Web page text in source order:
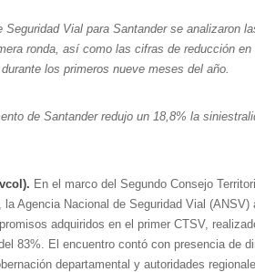
Vial para Santander se analizaron
ronda, así como las cifras de reducción en
los primeros nueve meses del año.
de Santander redujo un 18,8% la
En el marco del Segundo Consejo
Agencia Nacional de Seguridad Vial (ANSV)
adquiridos en el primer CTSV,
83%. El encuentro contó con presencia de
departamental y autoridades